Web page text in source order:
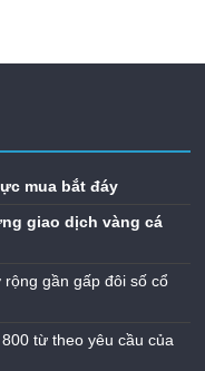
mua bắt đáy
giao dịch vàng cá
gần gấp đôi số cổ
từ theo yêu cầu của